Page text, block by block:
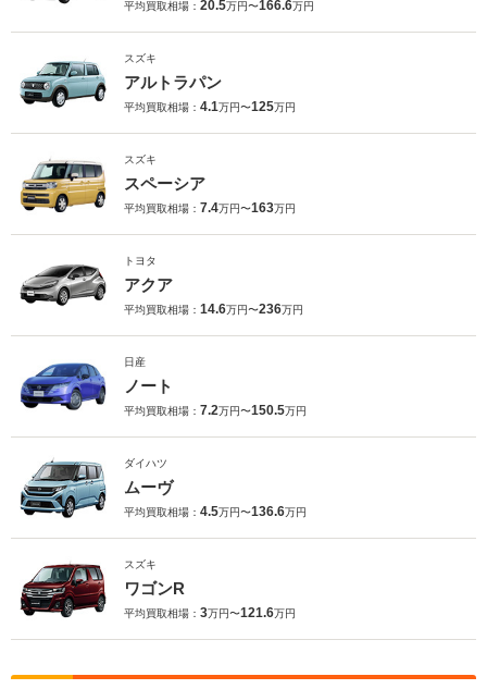
平均買取相場： 20.5万円〜166.6万円
スズキ
アルトラパン
平均買取相場： 4.1万円〜125万円
スズキ
スペーシア
平均買取相場： 7.4万円〜163万円
トヨタ
アクア
平均買取相場： 14.6万円〜236万円
日産
ノート
平均買取相場： 7.2万円〜150.5万円
ダイハツ
ムーヴ
平均買取相場： 4.5万円〜136.6万円
スズキ
ワゴンR
平均買取相場： 3万円〜121.6万円